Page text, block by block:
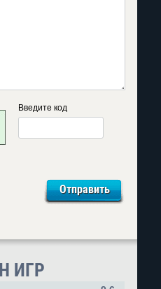
Введите код
ИГР